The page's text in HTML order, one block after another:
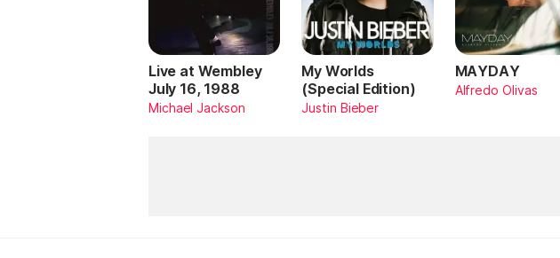
Live at Wembley
July 16, 1988
Michael Jackson
My Worlds
(Special Edition)
Justin Bieber
MAYDAY
Alfredo Olivas